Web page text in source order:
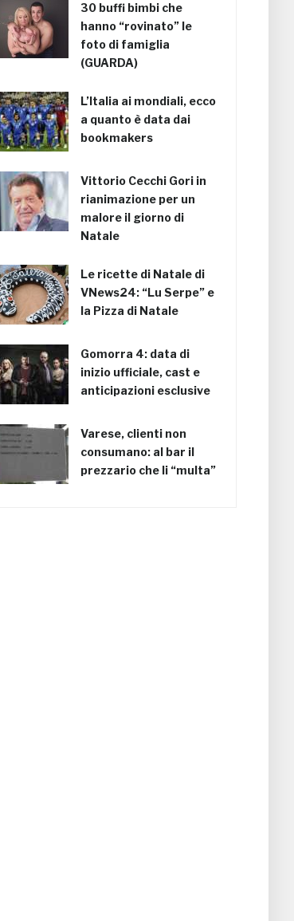
30 buffi bimbi che
hanno “rovinato” le
foto di famiglia
(GUARDA)
L’Italia ai mondiali, ecco
a quanto è data dai
bookmakers
Vittorio Cecchi Gori in
rianimazione per un
malore il giorno di
Natale
Le ricette di Natale di
VNews24: “Lu Serpe” e
la Pizza di Natale
Gomorra 4: data di
inizio ufficiale, cast e
anticipazioni esclusive
Varese, clienti non
consumano: al bar il
prezzario che li “multa”